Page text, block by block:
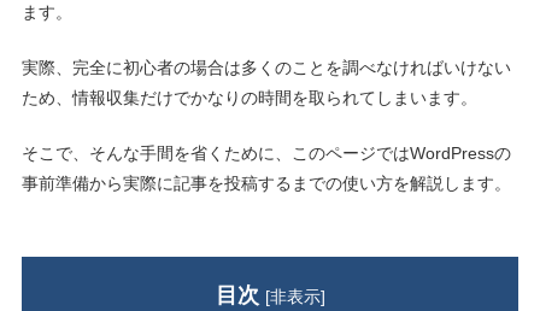
ます。
実際、完全に初心者の場合は多くのことを調べなければいけない
ため、情報収集だけでかなりの時間を取られてしまいます。
そこで、そんな手間を省くために、このページではWordPressの
事前準備から実際に記事を投稿するまでの使い方を解説します。
目次 [非表示]